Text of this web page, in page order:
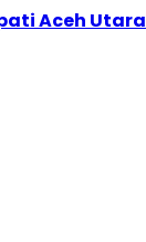
Aceh Utara